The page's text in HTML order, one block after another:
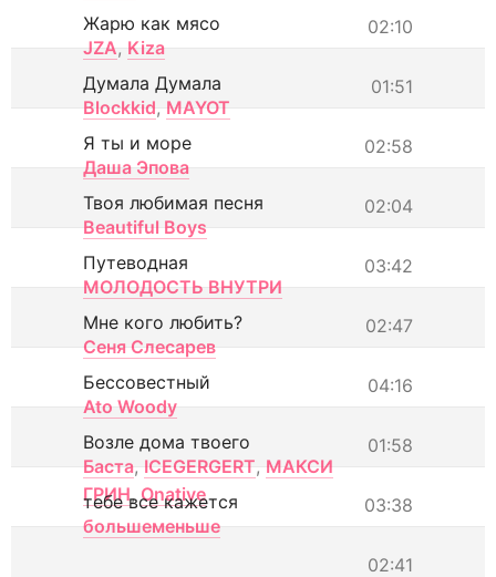
02:10
Жарю как мясо
JZA, Kiza
01:51
Думала Думала
Blockkid, MAYOT
02:58
Я ты и море
Даша Эпова
02:04
Твоя любимая песня
Beautiful Boys
03:42
Путеводная
МОЛОДОСТЬ ВНУТРИ
02:47
Мне кого любить?
Сеня Слесарев
04:16
Бессовестный
Ato Woody
01:58
Возле дома твоего
Баста, ICEGERGERT, МАКСИ
ГРИН, Onative 03:38
тебе все кажется
большеменьше
02:41